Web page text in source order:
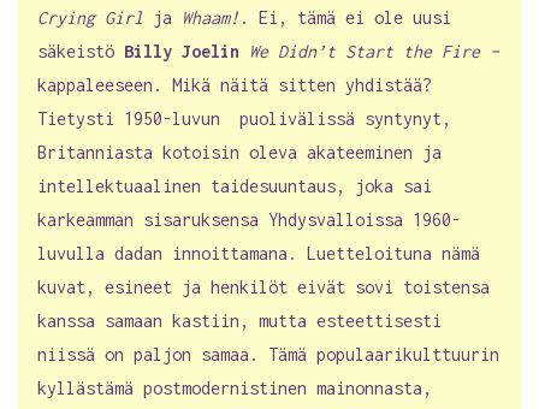
Crying Girl ja Whaam! . Ei, tämä ei ole uusi
säkeistö Billy Joelin
We Didn’t Start the Fire –
kappaleeseen. Mikä näitä sitten yhdistää?
Tietysti 1950-luvun puolivälissä syntynyt,
Britanniasta kotoisin oleva akateeminen ja
intellektuaalinen taidesuuntaus, joka sai
karkeamman sisaruksensa Yhdysvalloissa 1960-
luvulla dadan innoittamana. Luetteloituna nämä
kuvat, esineet ja henkilöt eivät sovi toistensa
kanssa samaan kastiin, mutta esteettisesti
niissä on paljon samaa. Tämä populaarikulttuurin
kyllästämä postmodernistinen mainonnasta,